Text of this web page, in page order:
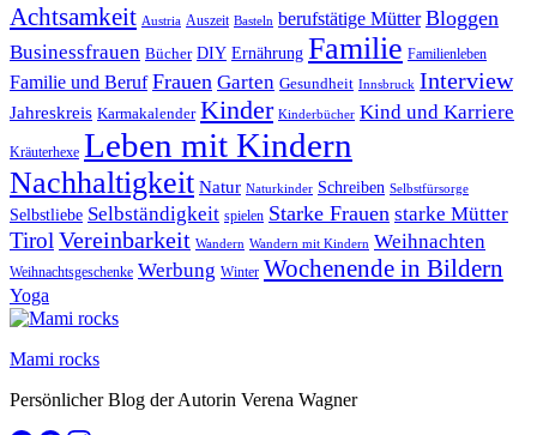
Achtsamkeit Austria Auszeit Basteln berufstätige Mütter Bloggen
Businessfrauen Bücher DIY Ernährung Familie Familienleben
Familie und Beruf Frauen Garten Gesundheit Innsbruck Interview
Jahreskreis Karmakalender Kinder Kinderbücher Kind und Karriere
Kräuterhexe Leben mit Kindern
Nachhaltigkeit Natur Naturkinder Schreiben Selbstfürsorge
Selbstliebe Selbständigkeit spielen Starke Frauen starke Mütter
Tirol Vereinbarkeit Wandern Wandern mit Kindern Weihnachten
Weihnachtsgeschenke Werbung Winter Wochenende in Bildern
Yoga
Mami rocks
Persönlicher Blog der Autorin Verena Wagner